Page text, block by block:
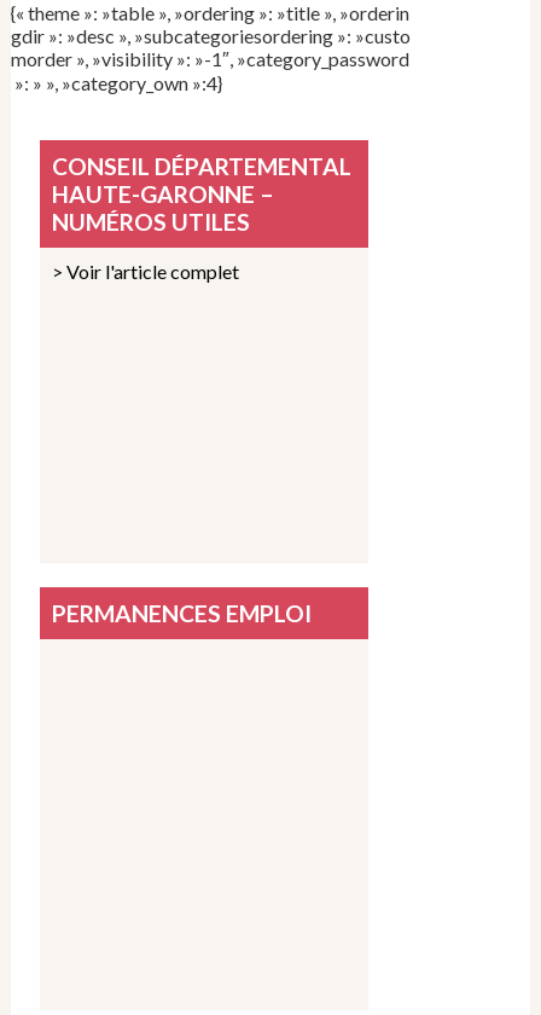
{« theme »: »table », »ordering »: »title », »orderin
gdir »: »desc », »subcategoriesordering »: »custo
morder », »visibility »: »-1″, »category_password
»: » », »category_own »:4}
CONSEIL DÉPARTEMENTAL
HAUTE-GARONNE –
NUMÉROS UTILES
> Voir l'article complet
PERMANENCES EMPLOI